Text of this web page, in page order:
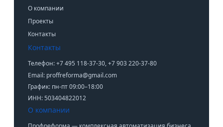
О компании
Проекты
Контакты
Контакты
Телефон: +7 495 118-37-30, +7 903 220-37-80
Email: proffreforma@gmail.com
График: пн-пт 09:00–18:00
ИНН: 503404822012
О компании